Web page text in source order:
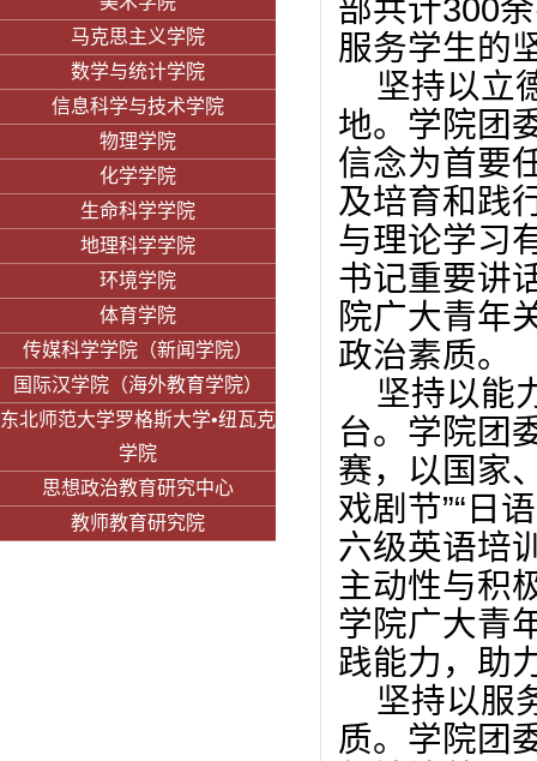
马克思主义学院
数学与统计学院
信息科学与技术学院
物理学院
化学学院
生命科学学院
地理科学学院
环境学院
体育学院
传媒科学学院（新闻学院）
国际汉学院（海外教育学院）
东北师范大学罗格斯大学•纽瓦克
学院
思想政治教育研究中心
教师教育研究院
部共计300
服务学生的
坚持以立
地。 学院团
信念为首要
及培育和践
与理论学习
书记重要讲
院广大青年
政治素质。
坚持以能
台。 学院团
赛，以国家
戏剧节”“日
六级英语培
主动性与积
学院广大青
践能力，助
坚持以服
质。 学院团